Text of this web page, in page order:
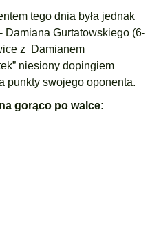
tego dnia była jednak
Gurtatowskiego (6-
z Damianem
niesiony dopingiem
punkty swojego oponenta.
gorąco po walce: